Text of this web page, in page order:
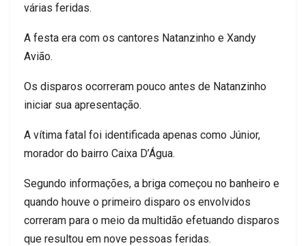
várias feridas.
A festa era com os cantores Natanzinho e Xandy
Avião.
Os disparos ocorreram pouco antes de Natanzinho
iniciar sua apresentação.
A vítima fatal foi identificada apenas como Júnior,
morador do bairro Caixa D’Água.
Segundo informações, a briga começou no banheiro e
quando houve o primeiro disparo os envolvidos
correram para o meio da multidão efetuando disparos
que resultou em nove pessoas feridas.